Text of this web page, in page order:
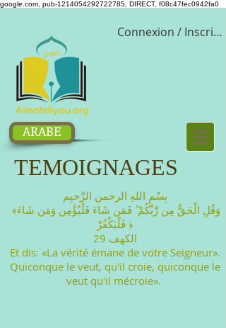
google.com, pub-1214054292722785, DIRECT, f08c47fec0942fa0
Connexion /
ARABE
TEMOIGNAGES
بِسْمِ اللهِ الرحمن الرَّحيِم
﴾وَقُلِ الْحَقُّ مِن رَّبِّكُمْ ۖ فَمَن شَاءَ فَلْيُؤْمِن وَمَن شَاءَ
فَلْيَكْفُرْ ﴿
الكهف 29
Et dis: «La vérité émane de votre Seigneur».
Quiconque le veut, qu'il croie, quiconque le
veut qu'il mécroie».